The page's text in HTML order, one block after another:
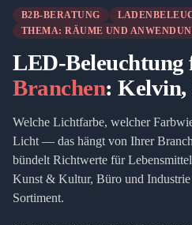
B2B-BERATUNG
THEMA: RÄUME UND
LED-Beleuchtung
Branchen:
Welche Lichtfarbe, welcher
Licht — das hängt von Ihrer
bündelt Richtwerte für
Kunst & Kultur, Büro und Industrie
Sortiment.